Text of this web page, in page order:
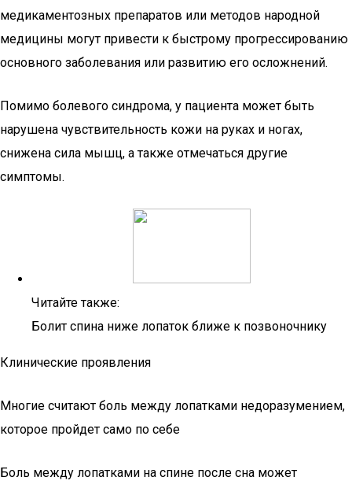
медикаментозных препаратов или методов народной
медицины могут привести к быстрому прогрессированию
основного заболевания или развитию его осложнений.
Помимо болевого синдрома, у пациента может быть
нарушена чувствительность кожи на руках и ногах,
снижена сила мышц, а также отмечаться другие
симптомы.
Читайте также:
Болит спина ниже лопаток ближе к позвоночнику
Клинические проявления
Многие считают боль между лопатками недоразумением,
которое пройдет само по себе
Боль между лопатками на спине после сна может